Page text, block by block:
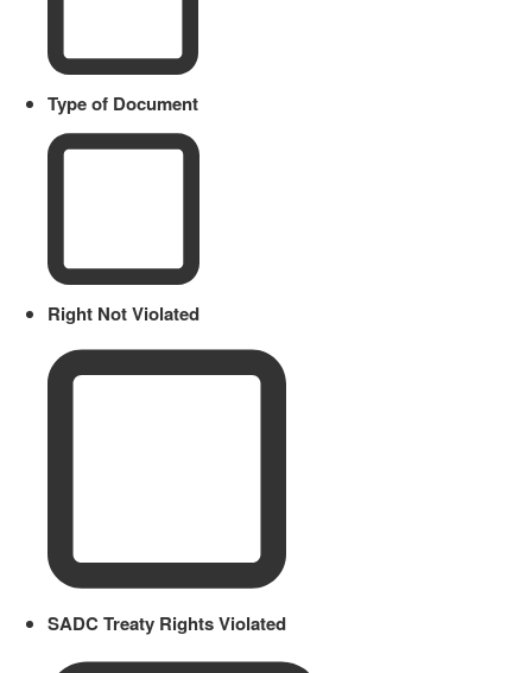
Type of Document
Right Not Violated
SADC Treaty Rights Violated